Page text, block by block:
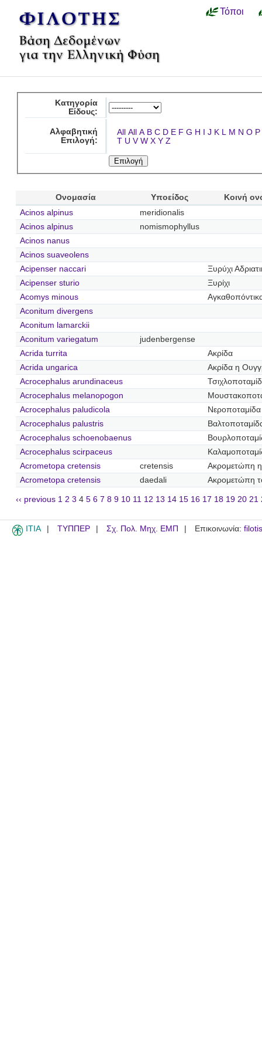
Τόποι
Κατηγορία
Είδους:
Αλφαβητική
Επιλογή:
All All A B C D E F G H I J K L M N O P
T U V W X Y Z
Ονομασία Υποείδος
Κοινή
Acinos alpinus
meridionalis
Acinos alpinus
nomismophyllus
Acinos nanus
Acinos suaveolens
Acipenser naccari
Ξυρύχι
Acipenser sturio
Ξυρίχι
Acomys minous
Aconitum divergens
Aconitum lamarckii
Aconitum variegatum
judenbergense
Acrida turrita
Ακρίδα
Acrida ungarica
Ακρίδα η
Acrocephalus arundinaceus
Acrocephalus melanopogon
Acrocephalus paludicola
Νεροποταμίδα
Acrocephalus palustris
Acrocephalus schoenobaenus
Acrocephalus scirpaceus
Acrometopa cretensis
cretensis
Ακρομετώπη η
Acrometopa cretensis
daedali Ακρομετώπη
‹‹ previous 1 2 3 4 5 6 7 8 9 10 11 12 13 14 15 16 17 18 19 20 21
ITIA ΤΥΠΠΕΡ Σχ. Πολ. Μηχ. ΕΜΠ Επικοινωνία: